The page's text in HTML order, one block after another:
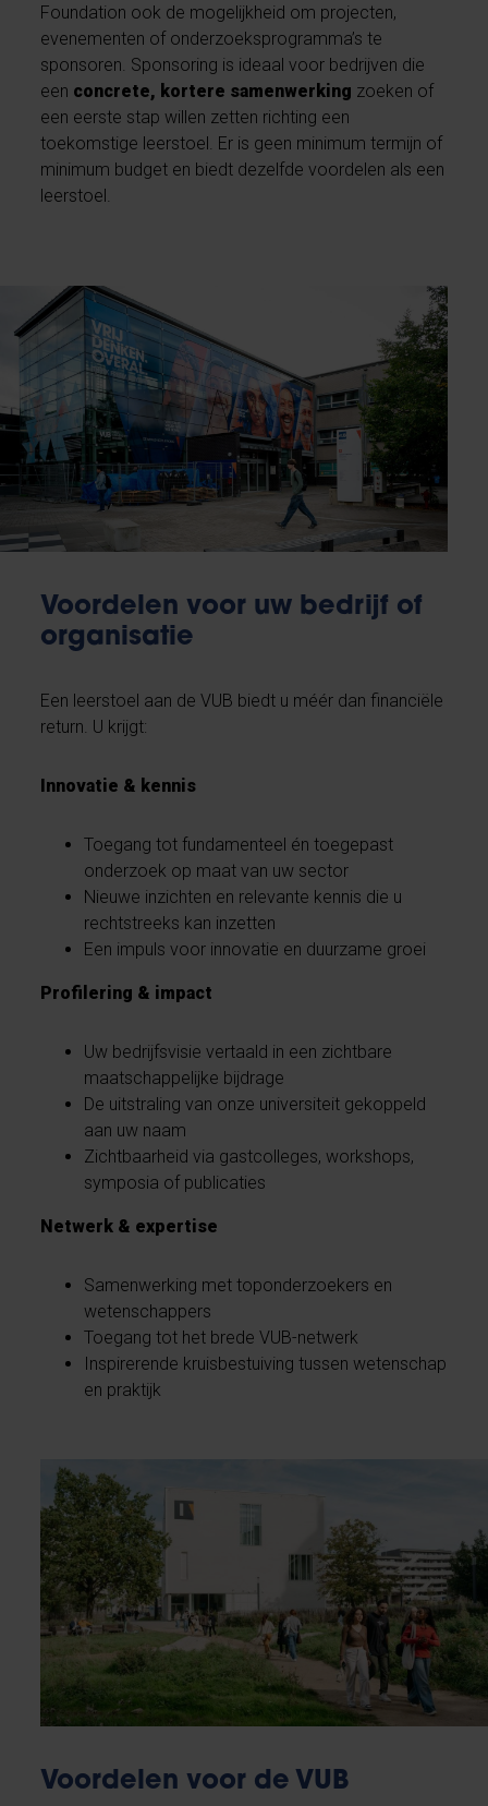
Foundation ook de mogelijkheid om projecten,
evenementen of onderzoeksprogramma’s te
sponsoren. Sponsoring is ideaal voor bedrijven die
een concrete, kortere samenwerking zoeken of
een eerste stap willen zetten richting een
toekomstige leerstoel. Er is geen minimum termijn of
minimum budget en biedt dezelfde voordelen als een
leerstoel.
Voordelen voor uw bedrijf of
organisatie
Een leerstoel aan de VUB biedt u méér dan financiële
return. U krijgt:​
Innovatie & kennis​
Toegang tot fundamenteel én toegepast
onderzoek op maat van uw sector
Nieuwe inzichten en relevante kennis die u
rechtstreeks kan inzetten
Een impuls voor innovatie en duurzame groei
Profilering & impact​
Uw bedrijfsvisie vertaald in een zichtbare
maatschappelijke bijdrage
De uitstraling van onze universiteit gekoppeld
aan uw naam
Zichtbaarheid via gastcolleges, workshops,
symposia of publicaties
Netwerk & expertise​
Samenwerking met toponderzoekers en
wetenschappers
Toegang tot het brede VUB-netwerk​
Inspirerende kruisbestuiving tussen wetenschap
en praktijk
Voordelen voor de VUB